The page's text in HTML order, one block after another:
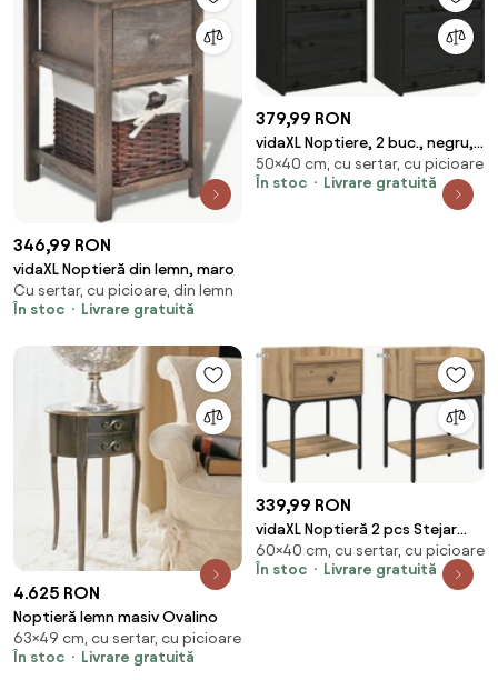
346,99 RON
vidaXL Noptieră din lemn, maro
Cu sertar, cu picioare, din lemn
În stoc
Livrare gratuită
379,99 RON
vidaXL Noptiere, 2 buc., negru,
40x31x50 cm, lemn masiv de pin
50×40 cm, cu sertar, cu picioare
În stoc
Livrare gratuită
4.625 RON
Noptieră lemn masiv Ovalino
63×49 cm, cu sertar, cu picioare
În stoc
Livrare gratuită
339,99 RON
vidaXL Noptieră 2 pcs Stejar
Artizanal 40 x 29 x 60 cm Lemn
compozit
60×40 cm, cu sertar, cu picioare
În stoc
Livrare gratuită